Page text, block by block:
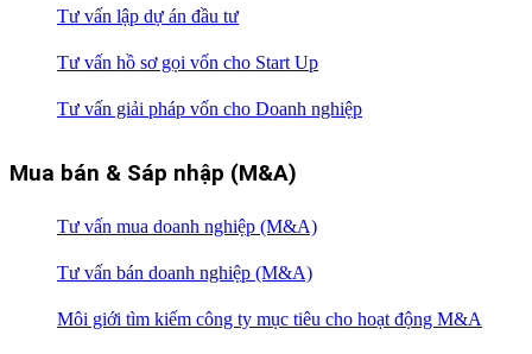
Tư vấn lập dự án đầu tư
Tư vấn hồ sơ gọi vốn cho Start Up
Tư vấn giải pháp vốn cho Doanh nghiệp
Mua bán & Sáp nhập (M&A)
Tư vấn mua doanh nghiệp (M&A)
Tư vấn bán doanh nghiệp (M&A)
Môi giới tìm kiếm công ty mục tiêu cho hoạt động M&A